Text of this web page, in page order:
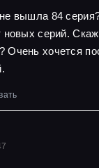
вышла 84
новых серий.
Очень хочется